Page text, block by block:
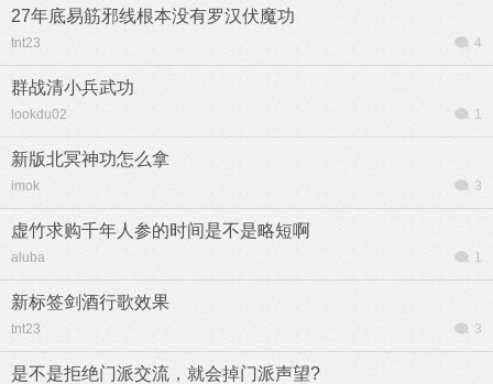
27年底易筋邪线根本没有罗汉伏魔功
tnt23 4
群战清小兵武功
lookdu02 1
新版北冥神功怎么拿
imok 3
虚竹求购千年人参的时间是不是略短啊
aluba 1
新标签剑酒行歌效果
tnt23 3
是不是拒绝门派交流，就会掉门派声望?